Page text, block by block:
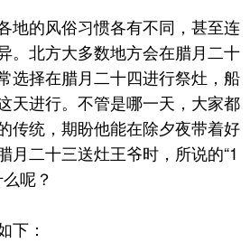
的风俗习惯各有不同，甚至连
。北方大多数地方会在腊月二十
选择在腊月二十四进行祭灶，船
天进行。不管是哪一天，大家都
传统，期盼他能在除夕夜带着好
月二十三送灶王爷时，所说的“1
呢？
：